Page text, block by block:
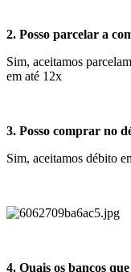
2. Posso parcelar a
Sim, aceitamos
em até 12x
3. Posso comprar no
Sim, aceitamos débito
4. Quais os bancos